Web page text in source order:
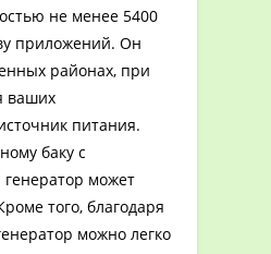
не менее 5400
приложений. Он
районах, при
ваших
питания.
баку с
может
того, благодаря
можно легко